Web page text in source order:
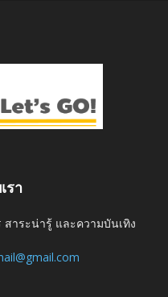
รา
าระน่ารู้ และความบันเทิง